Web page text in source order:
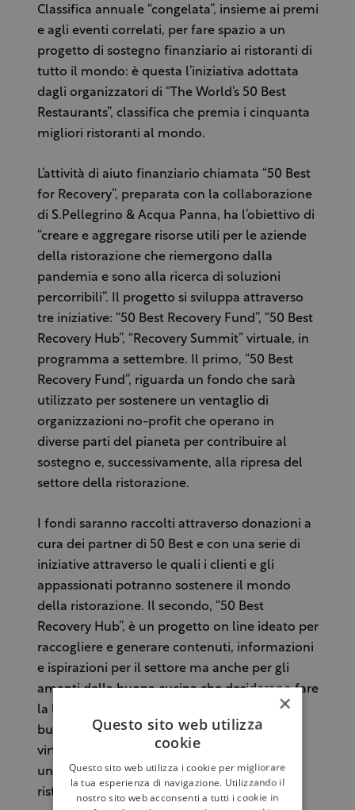
Classifica annuale “congelata”, insieme ai premi
e agli eventi correlati, per fare spazio a un
progetto di sostegno finanziario ai ristoranti di
tutto il mondo: è questa l’iniziativa adottata
dagli organizzatori di “The World’s 50 Best
Restaurants”, classifica che premia i cinquanta
migliori ristoranti al mondo.
L’attività di aiuto finanziario chiamata “50 Best
for Recovery”, preparata con la collaborazione
di S.Pellegrino & Acqua Panna, ha l’obiettivo di
“creare e aggregare risorse utili per le aziende
della ristorazione che riemergono dalla
pandemia e sono alla ricerca di soluzioni
percorribili”. Il progetto si sviluppa attraverso
tre iniziative: “50 Best Recovery Fund”, “50 Best
Recovery Hub”, “Recovery Summit” virtuale, in
programma a settembre. Il primo, “50 Best
Recovery Fund”, riguarda un fondo che sarà
utilizzato per sostenere un ventaglio di
organizzazioni no-profit che operano in
diverse parti del pianeta per contribuire al
sostegno e, successivamente, alla ripresa del
settore della ristorazione.
I fondi saranno raccolti attraverso donazioni a
cura dei partner di 50 Best e con una serie di
iniziative attraverso le quali i clienti e gli
appassionati potranno sostenere il mondo
della ristorazione. Il secondo, “50 Best
Recovery Hub”, è un progetto on line ideato per
raccogliere e generare contenuti, informazioni
e ispirazioni per il settore ma anche per gli
amanti della buona cucina che desiderano fare
la loro parte per sostenere il mondo della
buona tavola. Il terzo, “Recovery Summit”
virtuale, e della durata di più giorni, è
un’indagine su come il mondo della
ristorazione possa e debba tornare a
×
Questo sito web utilizza
cookie
Questo sito web utilizza i cookie per migliorare
la tua esperienza di navigazione. Utilizzando il
nostro sito web acconsenti a tutti i cookie in